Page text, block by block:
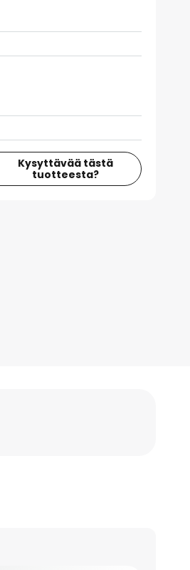
Kysyttävää tästä
tuotteesta?